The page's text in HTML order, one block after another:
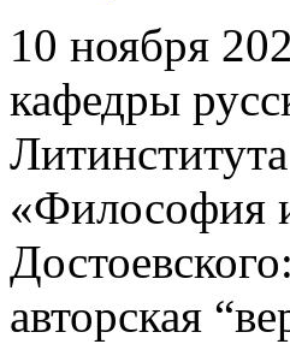
10 ноября
кафедры
«Философия
авторская